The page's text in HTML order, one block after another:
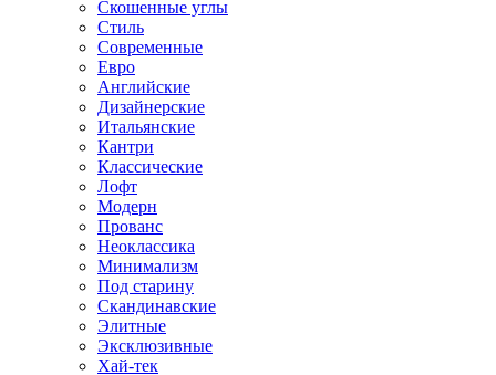
Скошенные углы
Стиль
Современные
Евро
Английские
Дизайнерские
Итальянские
Кантри
Классические
Лофт
Модерн
Прованс
Неоклассика
Минимализм
Под старину
Скандинавские
Элитные
Эксклюзивные
Хай-тек